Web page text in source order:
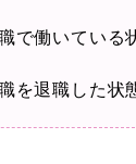
で働いている
を退職した状